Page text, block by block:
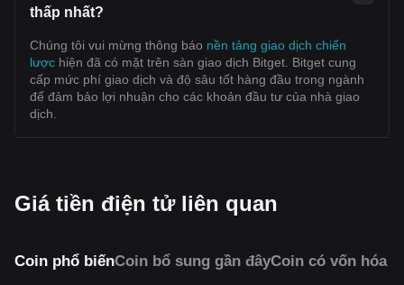
thấp nhất?
Chúng tôi vui mừng thông báo nền tảng giao dịch chiến
lược hiện đã có mặt trên sàn giao dịch Bitget. Bitget cung
cấp mức phí giao dịch và độ sâu tốt hàng đầu trong ngành
để đảm bảo lợi nhuận cho các khoản đầu tư của nhà giao
dịch.
Giá tiền điện tử liên quan
Coin phổ biếnCoin bổ sung gần đâyCoin có vốn hóa